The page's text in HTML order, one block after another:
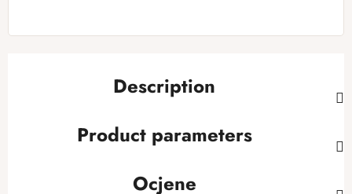
Description
Product parameters
Ocjene